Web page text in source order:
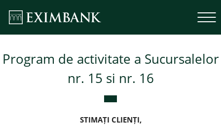
Program de activitate a Sucursalelor
nr. 15 si nr. 16
STIMAȚI CLIENȚI,